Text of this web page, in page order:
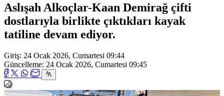
Aslışah Alkoçlar-Kaan Demirağ çifti
dostlarıyla birlikte çıktıkları kayak
tatiline devam ediyor.
Giriş: 24 Ocak 2026, Cumartesi 09:44
Güncelleme: 24 Ocak 2026, Cumartesi 09:45